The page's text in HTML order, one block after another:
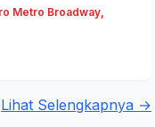
Metro Broadway,
Lihat Selengkapnya →